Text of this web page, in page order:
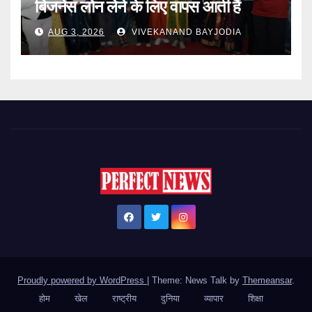
बिजनेस लोन लेने के लिए वापस आती हैं
AUG 3, 2026 VIVEKANAND BAYJODIA
Proudly powered by WordPress | Theme: News Talk by Themeansar.
होम
खेल राष्ट्रीय दुनिया व्यापार शिक्षा